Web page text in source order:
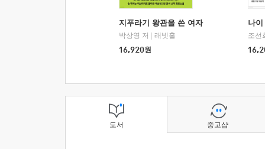
지푸라기 왕관을 쓴 여자
박상영 저
래빗홀
16,920원
나
조선
도서 중고샵